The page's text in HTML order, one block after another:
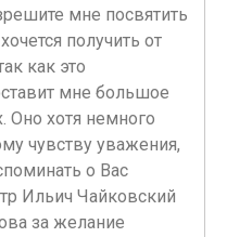
мне посвятить
получить от
как это
мне большое
Оно хотя немного
чувству уважения,
о Вас
Ильич Чайковский
за желание